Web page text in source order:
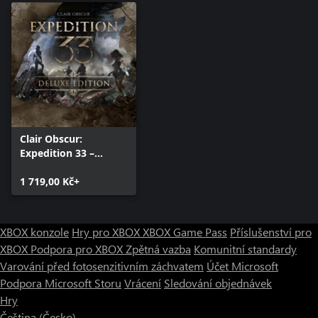
Clair Obscur:
Expedition 33 –
1 719,00 Kč+
XBOX konzole Hry pro XBOXXBOX Game Pass Příslušenství pro
XBOX Podpora pro XBOXZpětná vazba Komunitní standardy
Varování před fotosenzitivním záchvatem Účet Microsoft
Podpora Microsoft Storu Vrácení Sledování objednávek
Hry